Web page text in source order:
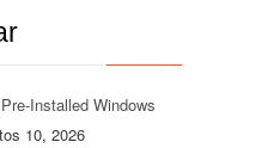
Installed Windows
10, 2026